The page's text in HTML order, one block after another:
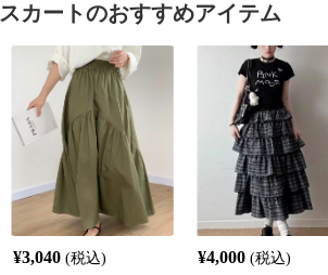
スカートのおすすめアイテム
¥3,040 (税込)
¥4,000 (税込)